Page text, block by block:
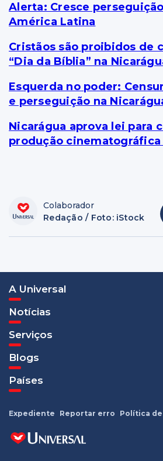
Alerta: Cresce
América Latina
Cristãos são proibidos de
“Dia da Bíblia” na
Esquerda no poder:
e perseguição na
Nicarágua aprova lei para
produção cinematográfica
Colaborador
Redação / Foto: iStock
A Universal
Notícias
Serviços
Blogs
Países
Expediente Reportar erro Política